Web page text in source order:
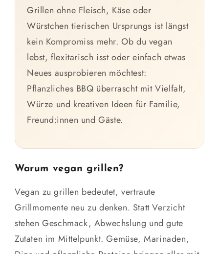
Grillen ohne Fleisch, Käse oder
Würstchen tierischen Ursprungs ist längst
kein Kompromiss mehr. Ob du vegan
lebst, flexitarisch isst oder einfach etwas
Neues ausprobieren möchtest:
Pflanzliches BBQ überrascht mit Vielfalt,
Würze und kreativen Ideen für Familie,
Freund:innen und Gäste.
Warum vegan grillen?
Vegan zu grillen bedeutet, vertraute
Grillmomente neu zu denken. Statt Verzicht
stehen Geschmack, Abwechslung und gute
Zutaten im Mittelpunkt. Gemüse, Marinaden,